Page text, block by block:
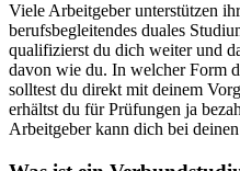
Viele Arbeitgeber unterstützen
berufsbegleitendes duales
qualifizierst du dich weiter und
davon wie du. In welcher Form
solltest du direkt mit deinem
erhältst du für Prüfungen ja
Arbeitgeber kann dich bei